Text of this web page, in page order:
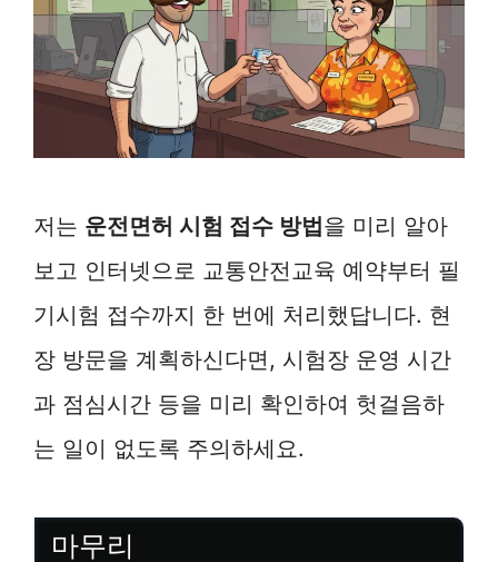
저는 운전면허 시험 접수 방법을 미리 알아
보고 인터넷으로 교통안전교육 예약부터 필
기시험 접수까지 한 번에 처리했답니다. 현
장 방문을 계획하신다면, 시험장 운영 시간
과 점심시간 등을 미리 확인하여 헛걸음하
는 일이 없도록 주의하세요.
마무리